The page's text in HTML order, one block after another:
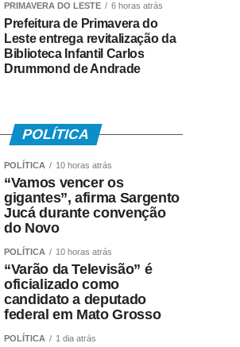
PRIMAVERA DO LESTE 6 horas atrás
Prefeitura de Primavera do
Leste entrega revitalização da
Biblioteca Infantil Carlos
Drummond de Andrade
POLÍTICA
POLÍTICA 10 horas atrás
“Vamos vencer os
gigantes”, afirma Sargento
Jucá durante convenção
do Novo
POLÍTICA 10 horas atrás
“Varão da Televisão” é
oficializado como
candidato a deputado
federal em Mato Grosso
POLÍTICA 1 dia atrás